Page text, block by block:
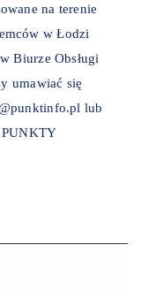
na terenie
w Łodzi
Biurze Obsługi
umawiać się
lub